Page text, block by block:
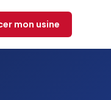
mon usine